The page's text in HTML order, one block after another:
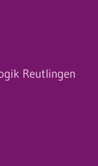
Reutlingen